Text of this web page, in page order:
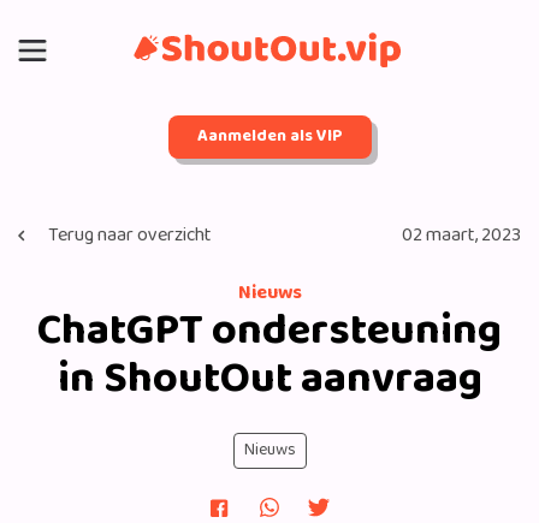
Aanmelden als VIP
Terug naar overzicht
02 maart, 2023
Nieuws
ChatGPT ondersteuning
in ShoutOut aanvraag
Nieuws